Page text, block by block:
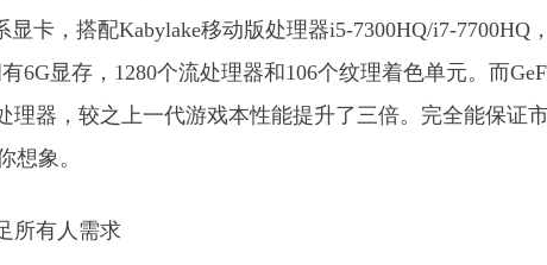
卡，搭配Kabylake移动版处理器i5-7300HQ/i7-7700HQ
6G显存，1280个流处理器和106个纹理着色单元。而
理器，较之上一代游戏本性能提升了三倍。完全能保证
想象。